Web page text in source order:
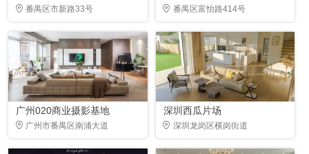
番禺区市新路33号 番禺区富怡路414号
广州020商业摄影基地
广州市番禺区南浦大道
深圳西瓜片场
深圳龙岗区横岗街道